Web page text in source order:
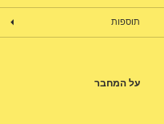
תוספות
על המחבר